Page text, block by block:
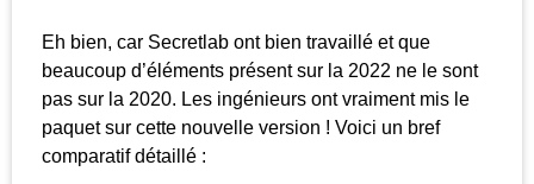
Eh bien, car Secretlab ont bien travaillé et que
beaucoup d’éléments présent sur la 2022 ne le sont
pas sur la 2020. Les ingénieurs ont vraiment mis le
paquet sur cette nouvelle version ! Voici un bref
comparatif détaillé :